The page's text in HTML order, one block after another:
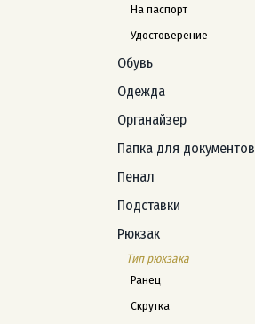
На паспорт
Удостоверение
Обувь
Одежда
Органайзер
Папка для документов
Пенал
Подставки
Рюкзак
Тип рюкзака
Ранец
Скрутка